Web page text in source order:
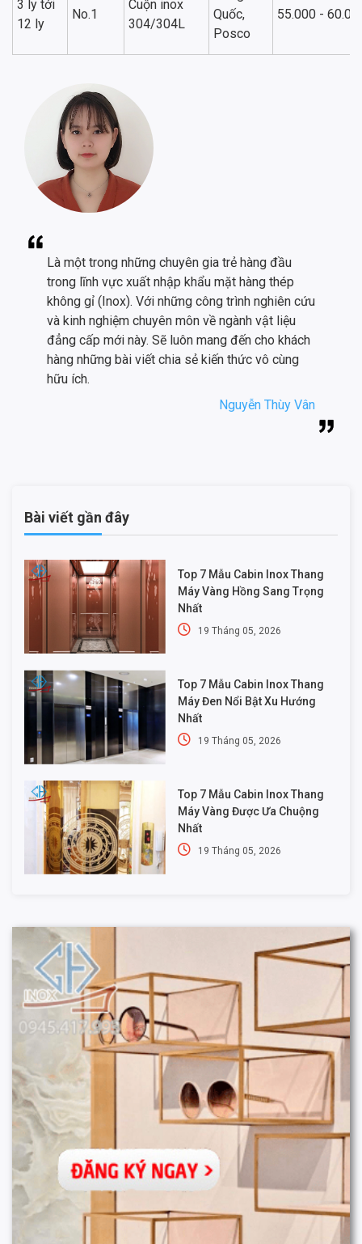
3 ly tới
12 ly
No.1
Cuộn inox
304/304L
Quốc,
Posco
55.000 -
Là một trong những chuyên gia trẻ hàng đầu
trong lĩnh vực xuất nhập khẩu mặt hàng thép
không gỉ (Inox). Với những công trình nghiên cứu
và kinh nghiệm chuyên môn về ngành vật liệu
đẳng cấp mới này. Sẽ luôn mang đến cho khách
hàng những bài viết chia sẻ kiến thức vô cùng
hữu ích.
Nguyễn Thùy Vân
Bài viết gần đây
Top 7 Mẫu Cabin Inox Thang
Máy Vàng Hồng Sang Trọng
Nhất
19 Tháng 05, 2026
Top 7 Mẫu Cabin Inox Thang
Máy Đen Nổi Bật Xu Hướng
Nhất
19 Tháng 05, 2026
Top 7 Mẫu Cabin Inox Thang
Máy Vàng Được Ưa Chuộng
Nhất
19 Tháng 05, 2026